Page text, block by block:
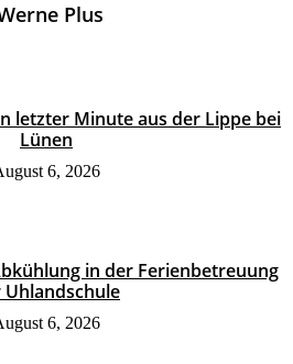
Plus
letzter Minute aus der Lippe bei
Lünen
6, 2026
in der Ferienbetreuung
Uhlandschule
6, 2026